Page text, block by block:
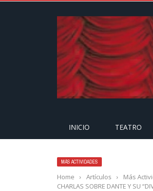
INICIO TEATRO
MÁS ACTIVIDADES
Home › Artículos › Más
CHARLAS SOBRE DANTE Y SU